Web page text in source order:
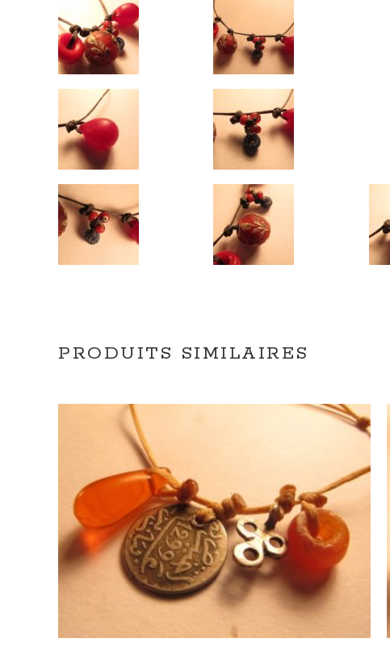
PRODUITS SIMILAIRES
AJOUTER AU PANIER